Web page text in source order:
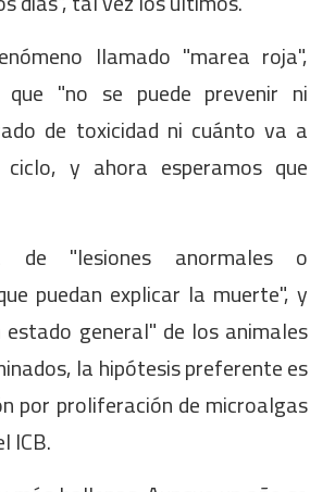
llamado "marea roja",
que "no se puede prevenir ni
de toxicidad ni cuánto va a
y ahora esperamos que
de "lesiones anormales o
puedan explicar la muerte", y
estado general" de los animales
la hipótesis preferente es
por proliferación de microalgas
ICB.